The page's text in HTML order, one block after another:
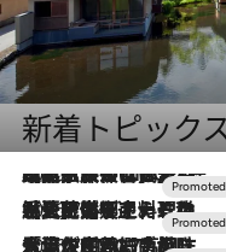
新着トピック
2026.7.31
【ホテル帰省】という選択肢をOMOが提案。家族とほどよい距離を保つには「昼は実家、夜は気兼ねなくホテルで！」
2026.7.24
【夏限定ディナーコース】旬を迎える稚鮎や花ズッキーニなどをイタリア・トスカーナの郷土料理の手法で満喫！
2026.7.17
「土佐和ハーブかき氷」がOMO7高知に登場！生姜、山椒、大葉など目にも舌にも涼を呼ぶ郷土の味